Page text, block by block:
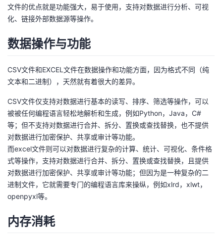
文件的优点就是功能强大，易于使用，支持对数据进行分析、可视
化、链接外部数据源等操作。
数据操作与功能
CSV文件和EXCEL文件在数据操作和功能方面，因为格式不同（纯
文本和二进制），天然就有着很大的差异。
CSV文件仅支持对数据进行基本的读写、排序、筛选等操作，可以
被被任何编程语言轻松地解析和生成，例如Python，Java，C#
等；但不支持对数据进行合并、拆分、置换或查找替换，也不提供
对数据进行加密保护、共享或审计等功能。
而excel文件则可以对数据进行复杂的计算、统计、可视化、条件格
式等操作，支持对数据进行合并、拆分、置换或查找替换，且提供
对数据进行加密保护、共享或审计等功能；但因为是一种复杂的二
进制文件，它就需要专门的编程语言库来操纵，例如xlrd，xlwt，
openpyxl等。
内存消耗